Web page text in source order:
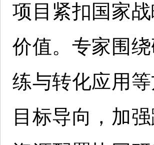
项目紧扣国家
价值。专家围
练与转化应用
目标导向，加